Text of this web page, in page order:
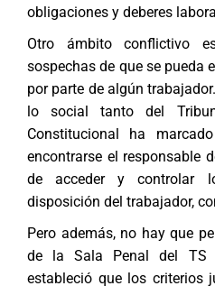
obligaciones y deberes
Otro ámbito conflictivo
sospechas de que se pueda
por parte de algún
lo social tanto del
Constitucional ha
encontrarse el responsable
de acceder y controlar
disposición del trabajador,
Pero además, no hay que
de la Sala Penal del TS
estableció que los criterios